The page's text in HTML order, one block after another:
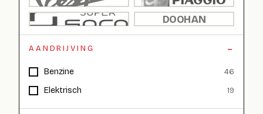
DOOHAN
AANDRIJVING
Benzine 46
Elektrisch 19